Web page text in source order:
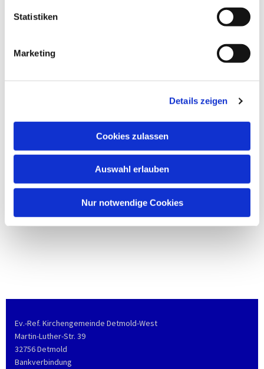
Statistiken
Marketing
Details zeigen
Cookies zulassen
Auswahl erlauben
Nur notwendige Cookies
Ev.-Ref. Kirchengemeinde Detmold-West
Martin-Luther-Str. 39
32756 Detmold
Bankverbindung